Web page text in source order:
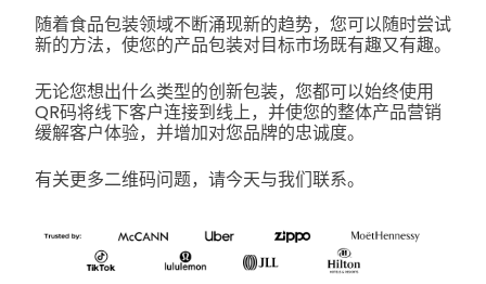
随着食品包装领域不断涌现新的趋势，您可以随时尝试
新的方法，使您的产品包装对目标市场既有趣又有趣。
无论您想出什么类型的创新包装，您都可以始终使用
QR码将线下客户连接到线上，并使您的整体产品营销
缓解客户体验，并增加对您品牌的忠诚度。
有关更多二维码问题，请今天与我们联系。